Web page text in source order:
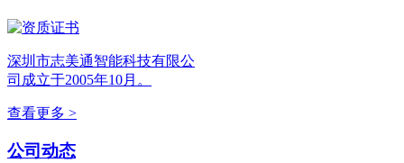
深圳市志美通智能科技有限公
司成立于2005年10月。
查看更多 >
公司动态